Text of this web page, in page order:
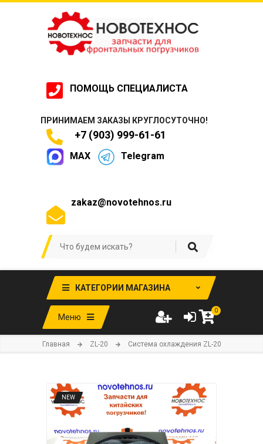
ПОМОЩЬ СПЕЦИАЛИСТА
ПРИНИМАЕМ ЗАКАЗЫ КРУГЛОСУТОЧНО!
+7 (903) 999-61-61
MAX Telegram
zakaz@novotehnos.ru
КАТЕГОРИИ МАГАЗИНА
Меню
0
Главная ZL-20 Система охлаждения ZL-20
NEW